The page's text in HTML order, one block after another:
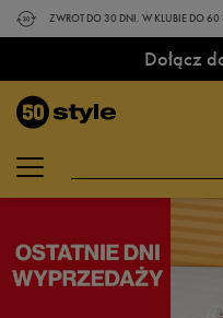
ZWROT DO 30 DNI. W KLUBIE DO 60
Dołącz